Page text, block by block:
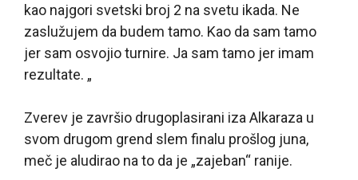
kao najgori svetski broj 2 na svetu ikada. Ne
zaslužujem da budem tamo. Kao da sam tamo
jer sam osvojio turnire. Ja sam tamo jer imam
rezultate. „
Zverev je završio drugoplasirani iza Alkaraza u
svom drugom grend slem finalu prošlog juna,
meč je aludirao na to da je „zajeban“ ranije.